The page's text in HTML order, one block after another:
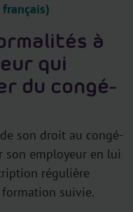
à
qui
du congé-
son droit au congé-
son employeur en lui
régulière
formation suivie.